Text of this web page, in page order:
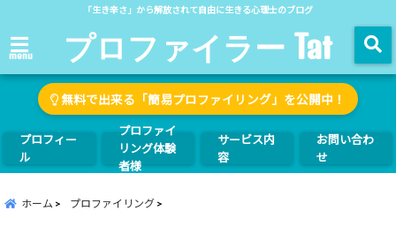
「生き辛さ」から解放されて自由に生きる心理士のブログ
menu プロファイラー Tat
無料で出来る「簡易プロファイリング」を公開中！
プロフィー
ル
プロファイ
リング体験
者様
サービス内
容
お問い合わ
せ
ホーム プロファイリング